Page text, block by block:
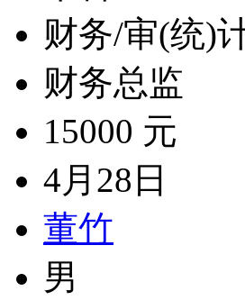
财务/审(统)
财务总监
15000 元
4月28日
董竹
男